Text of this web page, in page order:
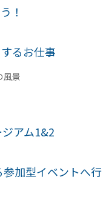
！
るお仕事
風景
アム1&2
加型イベントへ行